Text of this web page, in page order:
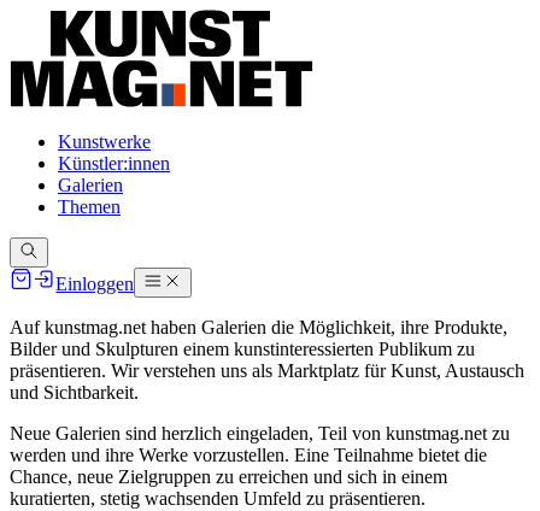
Kunstwerke
Künstler:innen
Galerien
Themen
Einloggen
Aufkunstmag.net haben Galerien die Möglichkeit, ihre Produkte,
Bilder und Skulpturen einem kunstinteressierten Publikum zu
präsentieren. Wir verstehen uns als Marktplatz für Kunst, Austausch
und Sichtbarkeit.
Neue Galerien sind herzlich eingeladen, Teil von kunstmag.net zu
werden und ihre Werke vorzustellen. Eine Teilnahme bietet die
Chance, neue Zielgruppen zu erreichen und sich in einem
kuratierten, stetig wachsenden Umfeld zu präsentieren.